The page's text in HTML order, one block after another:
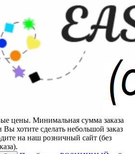
цены. Минимальная сумма заказа
Вы хотите сделать небольшой заказ
на наш розничный сайт (без